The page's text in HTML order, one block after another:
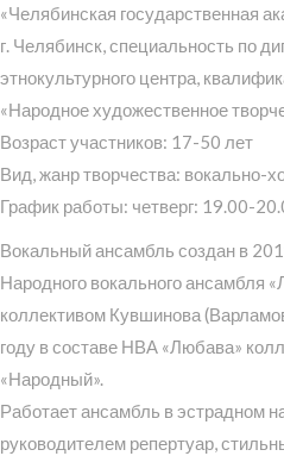
«Челябинская государственная
г. Челябинск, специальность по
этнокультурного центра,
«Народное художественное
Возраст участников: 17-50 лет
Вид, жанр творчества: вокально-
График работы: четверг: 19.00-
Вокальный ансамбль создан в
Народного вокального ансамбля
коллективом Кувшинова
году в составе НВА «Любава»
«Народный».
Работает ансамбль в эстрадном
руководителем репертуар,